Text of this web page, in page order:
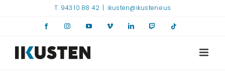
T. 943 10 88 42 | ikusten@ikusten.eus
FacebookInstagramYouTubeVimeo LinkedIn Twitch Tiktok